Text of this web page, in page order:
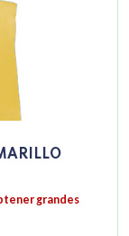
grandes